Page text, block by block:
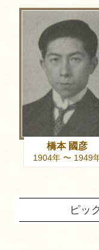
橋本 國彦
1904年 〜 1949
ピッ